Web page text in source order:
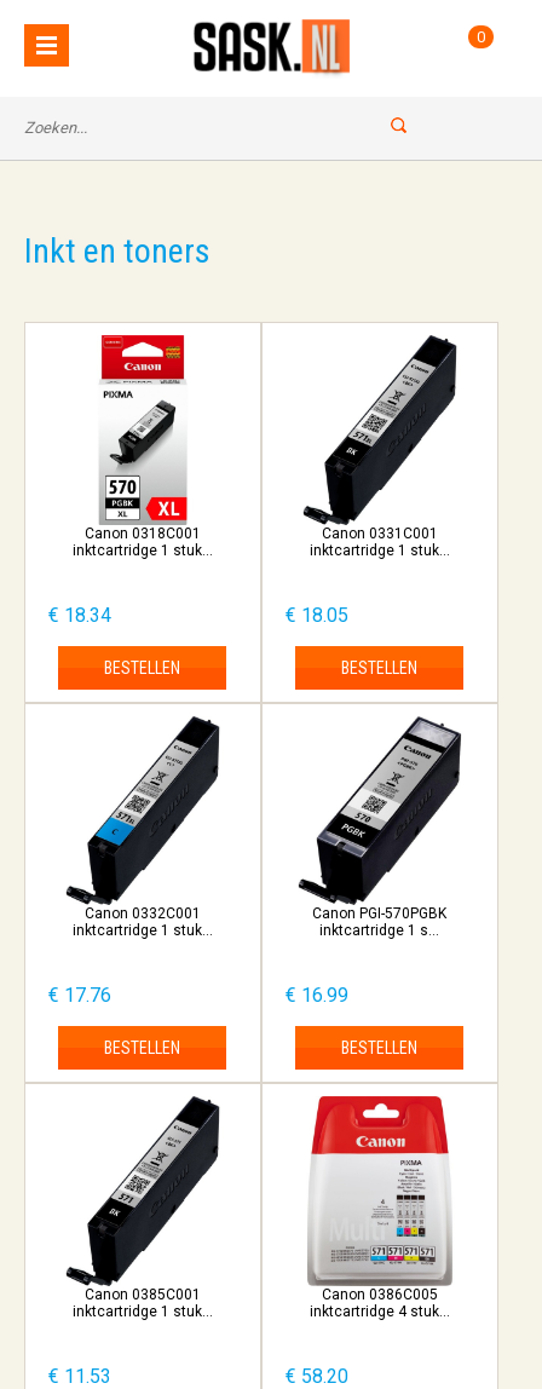
0
Inkt en toners
Canon 0318C001
inktcartridge 1 stuk...
€ 18.34
BESTELLEN
Canon 0331C001
inktcartridge 1 stuk...
€ 18.05
BESTELLEN
Canon 0332C001
inktcartridge 1 stuk...
€ 17.76
BESTELLEN
Canon PGI-570PGBK
inktcartridge 1 s...
€ 16.99
BESTELLEN
Canon 0385C001
inktcartridge 1 stuk...
€ 11.53
Canon 0386C005
inktcartridge 4 stuk...
€ 58.20